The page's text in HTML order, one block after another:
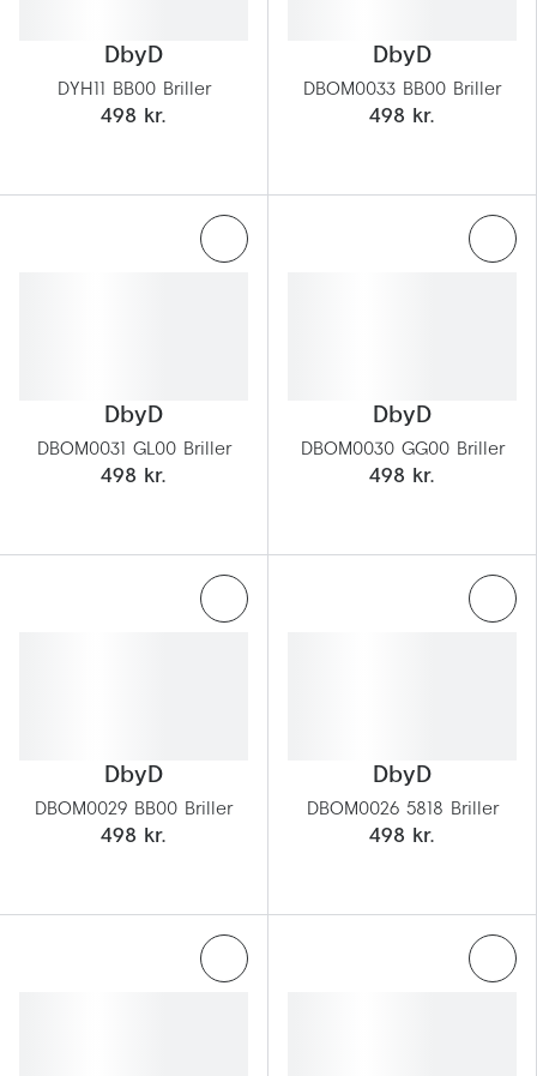
DbyD
DYH11 BB00 Briller
498 kr.
DbyD
DBOM0033 BB00 Briller
498 kr.
DbyD
DBOM0031 GL00 Briller
498 kr.
DbyD
DBOM0030 GG00 Briller
498 kr.
DbyD
DBOM0029 BB00 Briller
498 kr.
DbyD
DBOM0026 5818 Briller
498 kr.